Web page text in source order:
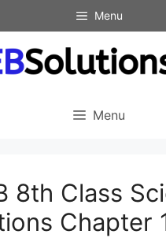
Menu
Menu
8th Class
Chapter